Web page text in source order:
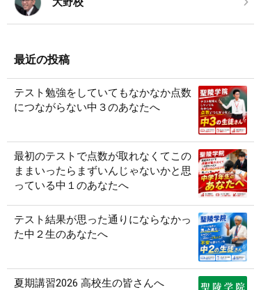
最近の投稿
テスト勉強をしていてもなかなか点数
につながらない中３のあなたへ
最初のテストで点数が取れなくてこの
ままいったらまずいんじゃないかと思
っている中１のあなたへ
テスト結果が思った通りにならなかっ
た中２生のあなたへ
夏期講習2026 高校生の皆さんへ